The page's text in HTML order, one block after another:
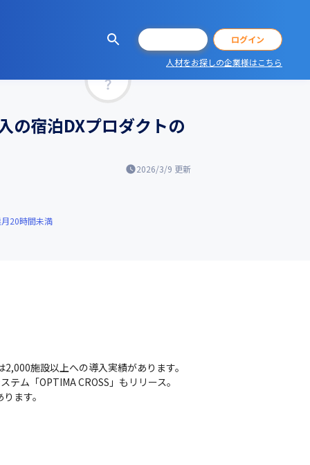
ログイン
人材をお探しの企業様はこちら
の宿泊DXプロダクトの
2026/3/9 更新
20時間未満
施設以上への導入実績があります。
ム「OPTIMA CROSS」もリリース。
ます。